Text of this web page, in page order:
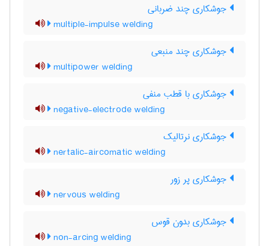
جوشکاری چند ضربانی
multiple-impulse welding
جوشکاری چند منبعی
multipower welding
جوشکاری با قطب منفی
negative-electrode welding
جوشکاری نرتالیک
nertalic-aircomatic welding
جوشکاری پر زور
nervous welding
جوشکاری بدون قوس
non-arcing welding